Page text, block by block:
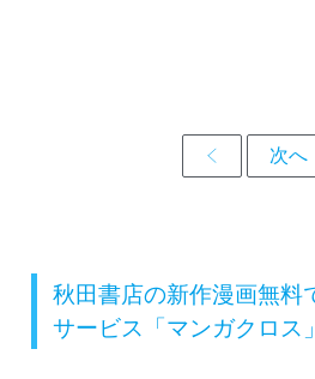
秋田書店の新作漫画無料
サービス「マンガクロス」